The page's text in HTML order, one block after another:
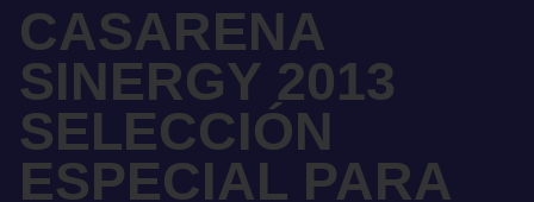
Mendoza Malbec
CASARENA
SINERGY 2013
SELECCIÓN
ESPECIAL PARA